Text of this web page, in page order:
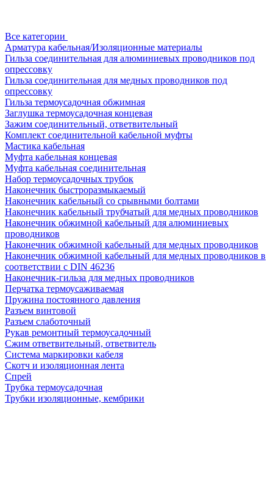
Все категории
Арматура кабельная/Изоляционные материалы
Гильза соединительная для алюминиевых проводников под
опрессовку
Гильза соединительная для медных проводников под
опрессовку
Гильза термоусадочная обжимная
Заглушка термоусадочная концевая
Зажим соединительный, ответвительный
Комплект соединительной кабельной муфты
Мастика кабельная
Муфта кабельная концевая
Муфта кабельная соединительная
Набор термоусадочных трубок
Наконечник быстроразмыкаемый
Наконечник кабельный со срывными болтами
Наконечник кабельный трубчатый для медных проводников
Наконечник обжимной кабельный для алюминиевых
проводников
Наконечник обжимной кабельный для медных проводников
Наконечник обжимной кабельный для медных проводников в
соответствии с DIN 46236
Наконечник-гильза для медных проводников
Перчатка термоусаживаемая
Пружина постоянного давления
Разъем винтовой
Разъем слаботочный
Рукав ремонтный термоусадочный
Сжим ответвительный, ответвитель
Система маркировки кабеля
Скотч и изоляционная лента
Спрей
Трубка термоусадочная
Трубки изоляционные, кембрики